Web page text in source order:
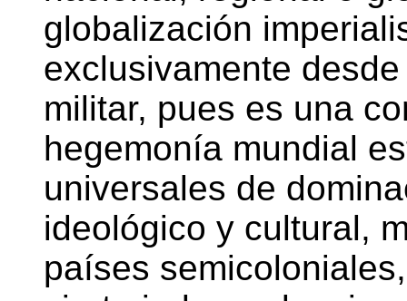
globalización
exclusivamente
militar, pues es una
hegemonía mundial
universales de
ideológico y cultural,
países